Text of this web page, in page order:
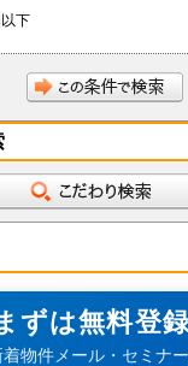
下
ずは無料登録
着物件メール・セミナ